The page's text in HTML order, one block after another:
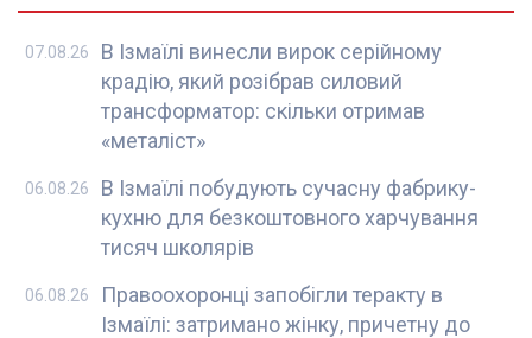
В Ізмаїлі винесли вирок серійному
крадію, який розібрав силовий
трансформатор: скільки отримав
«металіст»
07.08.26
В Ізмаїлі побудують сучасну фабрику-
кухню для безкоштовного харчування
тисяч школярів
06.08.26
Правоохоронці запобігли теракту в
Ізмаїлі: затримано жінку, причетну до
06.08.26